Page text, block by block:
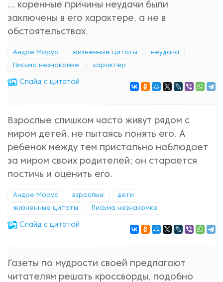
... коренные причины неудачи были
заключены в его характере, а не в
обстоятельствах.
Андре Моруа жизненные цитаты неудача
Письма незнакомке характер
Cлайд с цитатой
Взрослые слишком часто живут рядом с
миром детей, не пытаясь понять его. А
ребенок между тем пристально наблюдает
за миром своих родителей; он старается
постичь и оценить его.
Андре Моруа взрослые дети
жизненные цитаты Письма незнакомке
Cлайд с цитатой
Газеты по мудрости своей предлагают
читателям решать кроссворды, подобно